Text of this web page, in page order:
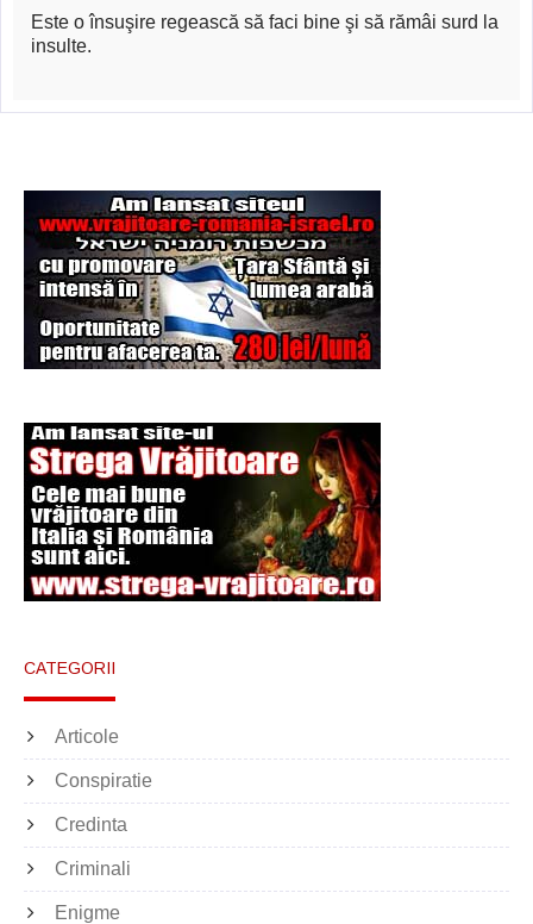
magie neagră
Este o însuşire regească să faci bine şi să rămâi surd la
insulte.
CATEGORII
Articole
Conspiratie
Credinta
Criminali
Enigme